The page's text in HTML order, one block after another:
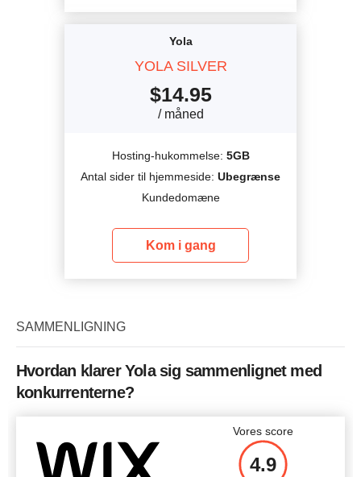
Yola
YOLA SILVER
$14.95
/ måned
Hosting-hukommelse: 5GB
Antal sider til hjemmeside: Ubegrænse
Kundedomæne
Kom i gang
SAMMENLIGNING
Hvordan klarer Yola sig sammenlignet med
konkurrenterne?
Vores score
4.9